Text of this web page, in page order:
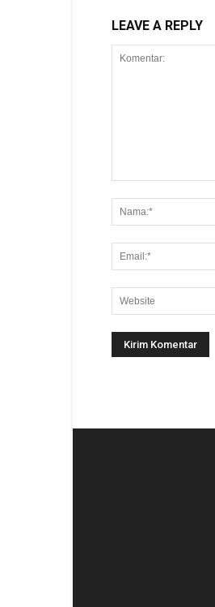
LEAVE A REPLY